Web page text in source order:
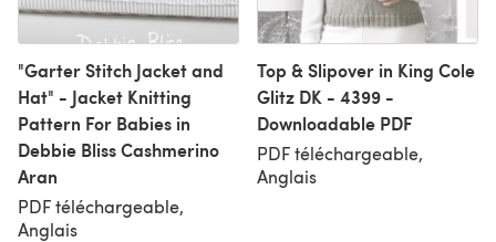
"Garter Stitch Jacket and
Hat" - Jacket Knitting
Pattern For Babies in
Debbie Bliss Cashmerino
Aran
PDF téléchargeable,
Anglais
Top & Slipover in King Cole
Glitz DK - 4399 -
Downloadable PDF
PDF téléchargeable,
Anglais